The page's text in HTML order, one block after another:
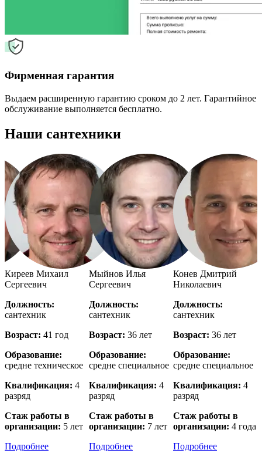
Фирменная гарантия
Выдаем расширенную гарантию сроком до 2 лет. Гарантийное
обслуживание выполняется бесплатно.
Наши сантехники
Киреев Михаил
Сергеевич
Должность:
сантехник
Возраст: 41 год
Образование:
средне техническое
Квалификация: 4
разряд
Стаж работы в
организации: 5 лет
Подробнее
Мыйнов Илья
Сергеевич
Должность:
сантехник
Возраст: 36 лет
Образование:
средне специальное
Квалификация: 4
разряд
Стаж работы в
организации: 7 лет
Подробнее
Конев Дмитрий
Николаевич
Должность:
сантехник
Возраст: 36 лет
Образование:
средне специальное
Квалификация: 4
разряд
Стаж работы в
организации: 4 года
Подробнее